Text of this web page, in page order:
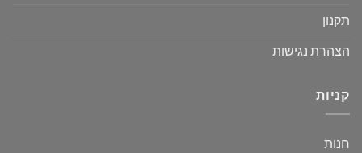
תקנון
הצהרת נגישות
קניות
חנות